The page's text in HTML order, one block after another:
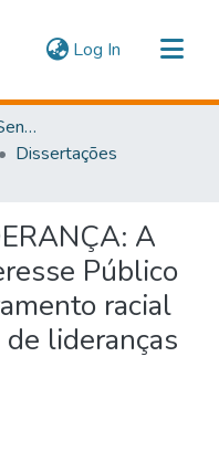
Log In (current)
Pós-Graduação Stricto Sensu
Dissertações
A
Público
racial
lideranças